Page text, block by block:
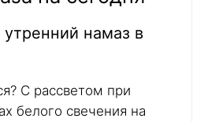
намаз в
С рассветом при
белого свечения на